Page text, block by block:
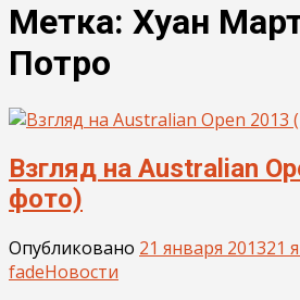
Метка: Хуан
Потро
Взгляд на Australian
фото)
Опубликовано 21 января 201321
fadeНовости